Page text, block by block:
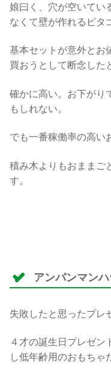
娘曰く、穴が空いてい
なくて壁が作れるピタ
基本セットが意外とお
買おうとして断念した
確かに高い。お下がり
もしれない。
でも一番稼働率の高い
積み木よりもおままご
す。
アンパンマンハ
失敗したと思ったプレ
４才の誕生日プレゼン
し低年齢用のおもちゃ